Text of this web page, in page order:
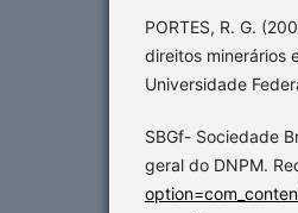
PORTES, R. G.
direitos minerários
Universidade
SBGf- Sociedade
geral do DNPM.